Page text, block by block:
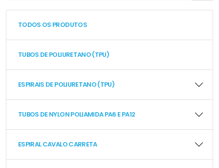
TODOS OS PRODUTOS
TUBOS DE POLIURETANO (TPU)
ESPIRAIS DE POLIURETANO (TPU)
TUBOS DE NYLON POLIAMIDA PA6 E PA12
ESPIRAL CAVALO CARRETA